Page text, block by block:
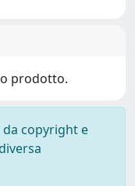
prodotto.
copyright e